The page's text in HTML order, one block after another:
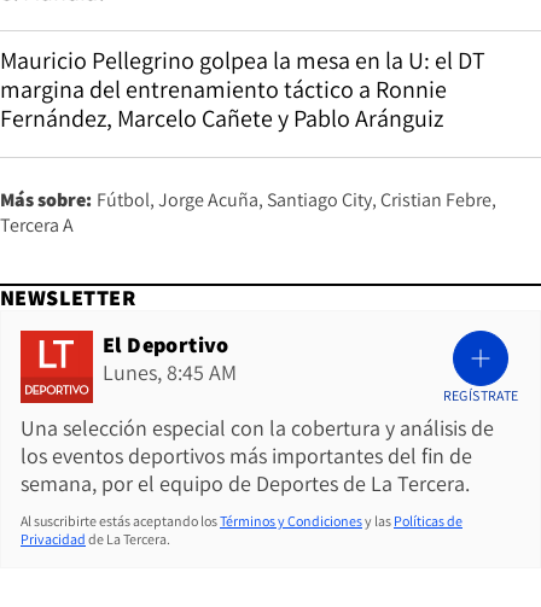
Mauricio Pellegrino golpea la mesa en la U: el DT
margina del entrenamiento táctico a Ronnie
Fernández, Marcelo Cañete y Pablo Aránguiz
Más sobre: Fútbol Jorge Acuña Santiago City Cristian Febre
Tercera A
NEWSLETTER
El Deportivo
Lunes, 8:45 AM
Una selección especial con la cobertura y análisis de
los eventos deportivos más importantes del fin de
semana, por el equipo de Deportes de La Tercera.
REGÍSTRATE
Al suscribirte estás aceptando losTérminos y Condicionesy las Políticas de
Privacidad de La Tercera.